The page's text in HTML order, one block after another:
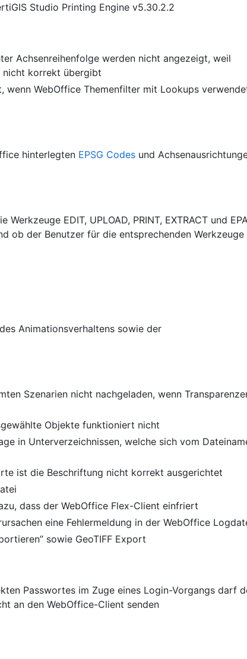
Studio Printing Engine v5.30.2.2
Achsenreihenfolge werden nicht angezeigt, weil
nicht korrekt übergibt
wenn WebOffice Themenfilter mit Lookups
hinterlegten EPSG Codes und
EDIT, UPLOAD, PRINT, EXTRACT und
ob der Benutzer für die entsprechenden Werkzeuge
Animationsverhaltens sowie der
Szenarien nicht nachgeladen, wenn
Objekte funktioniert nicht
in Unterverzeichnissen, welche sich vom
ist die Beschriftung nicht korrekt ausgerichtet
dass der WebOffice Flex-Client einfriert
eine Fehlermeldung in der WebOffice
sowie GeoTIFF Export
Passwortes im Zuge eines Login-Vorgangs darf
an den WebOffice-Client senden